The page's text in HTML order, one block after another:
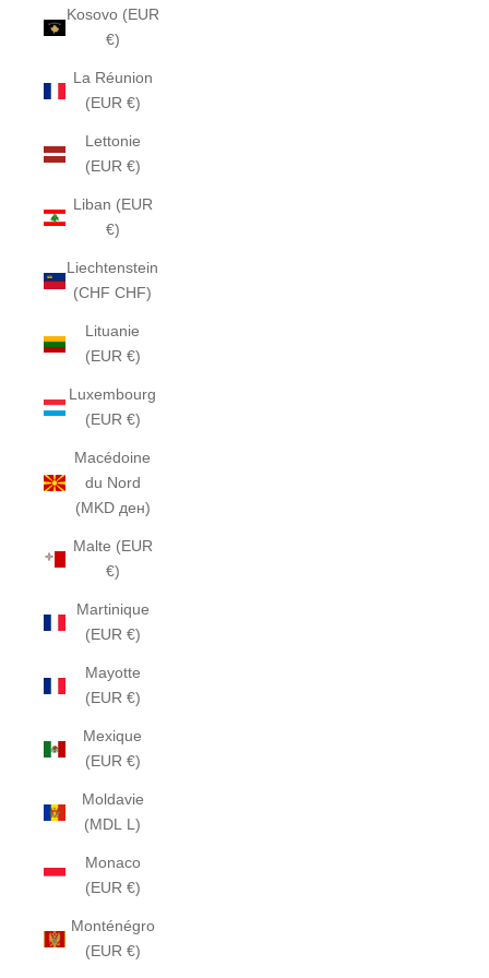
Kosovo (EUR
€)
La Réunion
(EUR €)
Lettonie
(EUR €)
Liban (EUR
€)
Liechtenstein
(CHF CHF)
Lituanie
(EUR €)
Luxembourg
(EUR €)
Macédoine
du Nord
(MKD ден)
Malte (EUR
€)
Martinique
(EUR €)
Mayotte
(EUR €)
Mexique
(EUR €)
Moldavie
(MDL L)
Monaco
(EUR €)
Monténégro
(EUR €)